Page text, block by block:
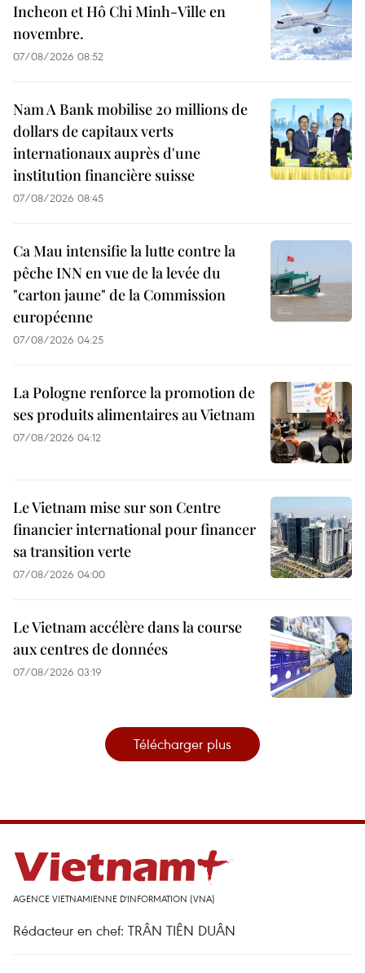
Incheon et Hô Chi Minh-Ville en
novembre.
07/08/2026 08:52
Nam A Bank mobilise 20 millions de
dollars de capitaux verts
internationaux auprès d'une
institution financière suisse
07/08/2026 08:45
Ca Mau intensifie la lutte contre la
pêche INN en vue de la levée du
"carton jaune" de la Commission
européenne
07/08/2026 04:25
La Pologne renforce la promotion de
ses produits alimentaires au Vietnam
07/08/2026 04:12
Le Vietnam mise sur son Centre
financier international pour financer
sa transition verte
07/08/2026 04:00
Le Vietnam accélère dans la course
aux centres de données
07/08/2026 03:19
Télécharger plus
AGENCE VIETNAMIENNE D'INFORMATION (VNA)
Rédacteur en chef: TRÂN TIÊN DUÂN